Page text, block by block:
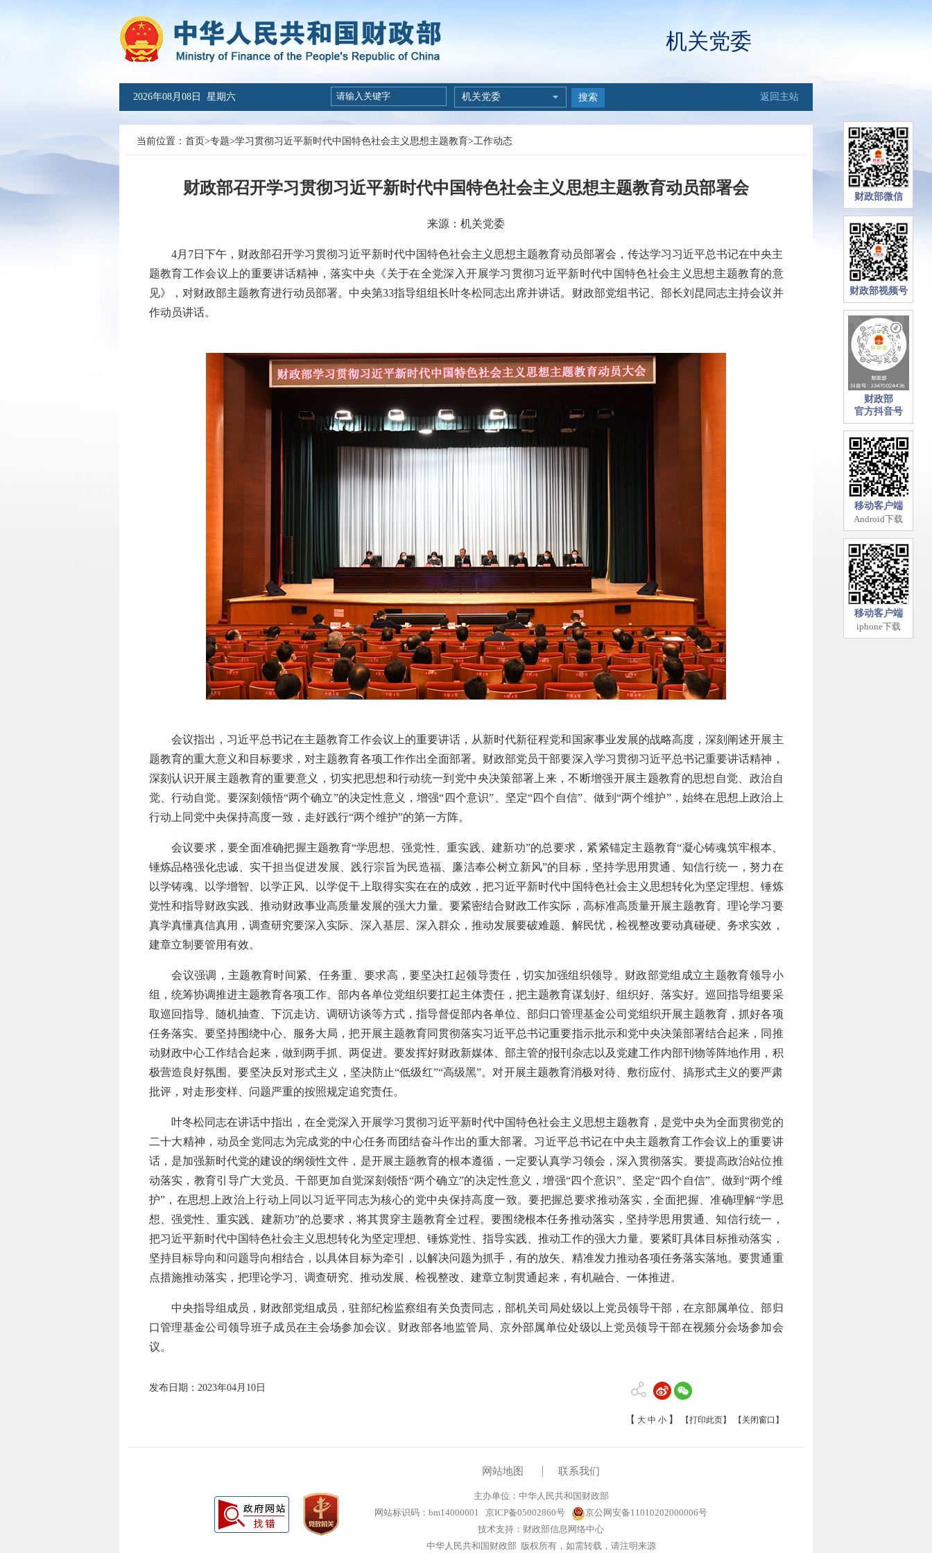
财政部微信
财政部视频号
财政部
官方抖音号
移动客户端
Android下载
移动客户端
iphone下载
机关党委
2026年08月08日 星期六 机关党委 搜索 返回主站
当前位置： 首页>专题>学习贯彻习近平新时代中国特色社会主义思想主题教育>工作动态
财政部召开学习贯彻习近平新时代中国特色社会主义思想主题教育动员部署会
来源：机关党委
4月7日下午，财政部召开学习贯彻习近平新时代中国特色社会主义思想主题教育动员部署会，传达学习习近平总书记在中央主
题教育工作会议上的重要讲话精神，落实中央《关于在全党深入开展学习贯彻习近平新时代中国特色社会主义思想主题教育的意
见》，对财政部主题教育进行动员部署。中央第33指导组组长叶冬松同志出席并讲话。财政部党组书记、部长刘昆同志主持会议并
作动员讲话。
会议指出，习近平总书记在主题教育工作会议上的重要讲话，从新时代新征程党和国家事业发展的战略高度，深刻阐述开展主
题教育的重大意义和目标要求，对主题教育各项工作作出全面部署。财政部党员干部要深入学习贯彻习近平总书记重要讲话精神，
深刻认识开展主题教育的重要意义，切实把思想和行动统一到党中央决策部署上来，不断增强开展主题教育的思想自觉、政治自
觉、行动自觉。要深刻领悟“两个确立”的决定性意义，增强“四个意识”、坚定“四个自信”、做到“两个维护”，始终在思想上政治上
行动上同党中央保持高度一致，走好践行“两个维护”的第一方阵。
会议要求，要全面准确把握主题教育“学思想、强党性、重实践、建新功”的总要求，紧紧锚定主题教育“凝心铸魂筑牢根本、
锤炼品格强化忠诚、实干担当促进发展、践行宗旨为民造福、廉洁奉公树立新风”的目标，坚持学思用贯通、知信行统一，努力在
以学铸魂、以学增智、以学正风、以学促干上取得实实在在的成效，把习近平新时代中国特色社会主义思想转化为坚定理想、锤炼
党性和指导财政实践、推动财政事业高质量发展的强大力量。要紧密结合财政工作实际，高标准高质量开展主题教育。理论学习要
真学真懂真信真用，调查研究要深入实际、深入基层、深入群众，推动发展要破难题、解民忧，检视整改要动真碰硬、务求实效，
建章立制要管用有效。
会议强调，主题教育时间紧、任务重、要求高，要坚决扛起领导责任，切实加强组织领导。财政部党组成立主题教育领导小
组，统筹协调推进主题教育各项工作。部内各单位党组织要扛起主体责任，把主题教育谋划好、组织好、落实好。巡回指导组要采
取巡回指导、随机抽查、下沉走访、调研访谈等方式，指导督促部内各单位、部归口管理基金公司党组织开展主题教育，抓好各项
任务落实。要坚持围绕中心、服务大局，把开展主题教育同贯彻落实习近平总书记重要指示批示和党中央决策部署结合起来，同推
动财政中心工作结合起来，做到两手抓、两促进。要发挥好财政新媒体、部主管的报刊杂志以及党建工作内部刊物等阵地作用，积
极营造良好氛围。要坚决反对形式主义，坚决防止“低级红”“高级黑”。对开展主题教育消极对待、敷衍应付、搞形式主义的要严肃
批评，对走形变样、问题严重的按照规定追究责任。
叶冬松同志在讲话中指出，在全党深入开展学习贯彻习近平新时代中国特色社会主义思想主题教育，是党中央为全面贯彻党的
二十大精神，动员全党同志为完成党的中心任务而团结奋斗作出的重大部署。习近平总书记在中央主题教育工作会议上的重要讲
话，是加强新时代党的建设的纲领性文件，是开展主题教育的根本遵循，一定要认真学习领会，深入贯彻落实。要提高政治站位推
动落实，教育引导广大党员、干部更加自觉深刻领悟“两个确立”的决定性意义，增强“四个意识”、坚定“四个自信”、做到“两个维
护”，在思想上政治上行动上同以习近平同志为核心的党中央保持高度一致。要把握总要求推动落实，全面把握、准确理解“学思
想、强党性、重实践、建新功”的总要求，将其贯穿主题教育全过程。要围绕根本任务推动落实，坚持学思用贯通、知信行统一，
把习近平新时代中国特色社会主义思想转化为坚定理想、锤炼党性、指导实践、推动工作的强大力量。要紧盯具体目标推动落实，
坚持目标导向和问题导向相结合，以具体目标为牵引，以解决问题为抓手，有的放矢、精准发力推动各项任务落实落地。要贯通重
点措施推动落实，把理论学习、调查研究、推动发展、检视整改、建章立制贯通起来，有机融合、一体推进。
中央指导组成员，财政部党组成员，驻部纪检监察组有关负责同志，部机关司局处级以上党员领导干部，在京部属单位、部归
口管理基金公司领导班子成员在主会场参加会议。财政部各地监管局、京外部属单位处级以上党员领导干部在视频分会场参加会
议。
发布日期：2023年04月10日
【 大 中 小 】 【打印此页】 【关闭窗口】
网站地图 联系我们
主办单位：中华人民共和国财政部
网站标识码：bm14000001
京ICP备05002860号
京公网安备11010202000006号
技术支持：财政部信息网络中心
中华人民共和国财政部 版权所有，如需转载，请注明来源